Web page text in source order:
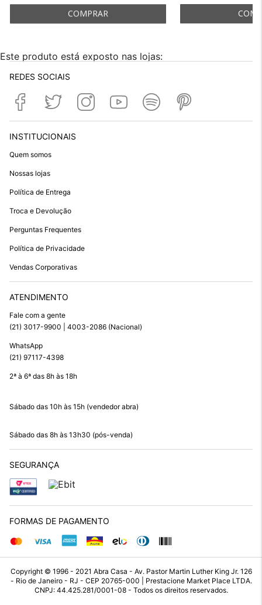
Este produto está exposto nas lojas:
REDES SOCIAIS
INSTITUCIONAIS
Quem somos
Nossas lojas
Política de Entrega
Troca e Devolução
Perguntas Frequentes
Política de Privacidade
Vendas Corporativas
ATENDIMENTO
Fale com a gente
(21) 3017-9900 | 4003-2086 (Nacional)
WhatsApp
(21) 97117-4398
2ª à 6ª das 8h às 18h
Sábado das 10h às 15h (vendedor abra)
Sábado das 8h às 13h30 (pós-venda)
SEGURANÇA
FORMAS DE PAGAMENTO
Copyright © 1996 - 2021 Abra Casa - Av. Pastor Martin Luther King Jr. 126
- Rio de Janeiro - RJ - CEP 20765-000 | Prestacione Market Place LTDA.
CNPJ: 44.425.281/0001-08 - Todos os direitos reservados.